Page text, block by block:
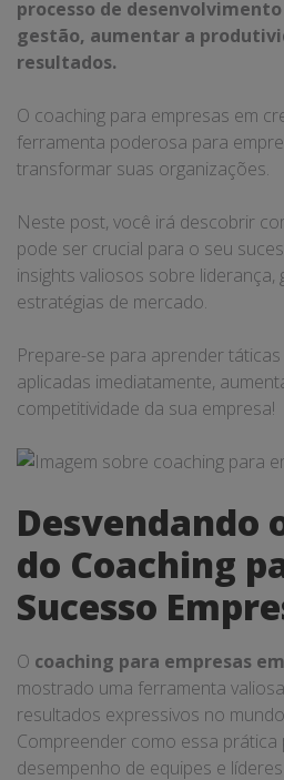
processo de
gestão, aumentar a
resultados.
O coaching para empresas em
ferramenta poderosa para
transformar suas organizações.
Neste post, você irá descobrir
pode ser crucial para o seu
insights valiosos sobre liderança,
estratégias de mercado.
Prepare-se para aprender
aplicadas imediatamente,
competitividade da sua empresa!
Desvendando
do Coaching
Sucesso
O coaching para empresas
mostrado uma ferramenta
resultados expressivos no
Compreender como essa
desempenho de equipes e